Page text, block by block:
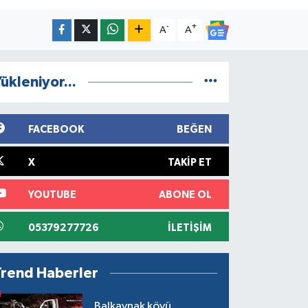
A- A+
FACEBOOK BEĞEN
X TAKIP ET
YOUTUBE ABONE OL
05379277726 İLETIŞIM
Haberler